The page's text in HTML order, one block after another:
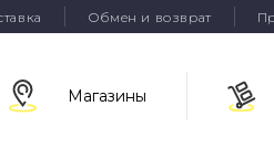
Обмен и возврат
Магазины